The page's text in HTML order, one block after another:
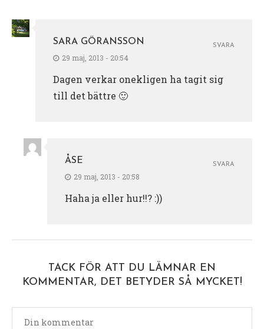
SARA GÖRANSSON
29 maj, 2013 - 20:54
Dagen verkar onekligen ha tagit sig
till det bättre 🙂
SVARA
ÅSE
29 maj, 2013 - 20:58
Haha ja eller hur!!? :))
SVARA
TACK FÖR ATT DU LÄMNAR EN
KOMMENTAR, DET BETYDER SÅ MYCKET!